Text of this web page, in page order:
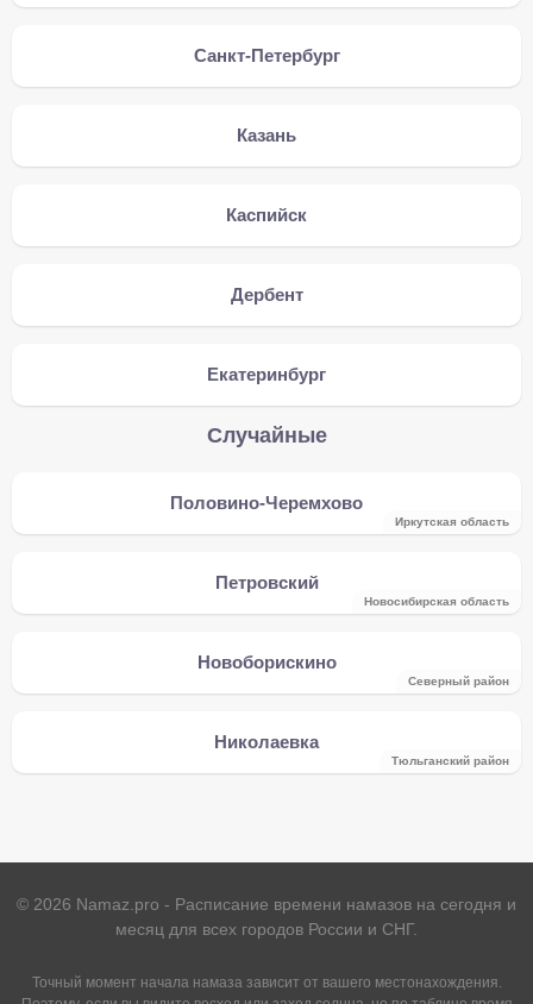
Санкт-Петербург
Казань
Каспийск
Дербент
Екатеринбург
Случайные
Половино-Черемхово
Иркутская область
Петровский
Новосибирская область
Новоборискино
Северный район
Николаевка
Тюльганский район
© 2026 Namaz.pro - Расписание времени намазов на сегодня и
месяц для всех городов России и СНГ.
Точный момент начала намаза зависит от вашего местонахождения.